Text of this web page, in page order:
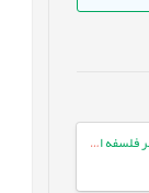
داروینیسم و الحاد جدید؛ تحلیل انتقادی با تأکید بر فلسفه اسلامی